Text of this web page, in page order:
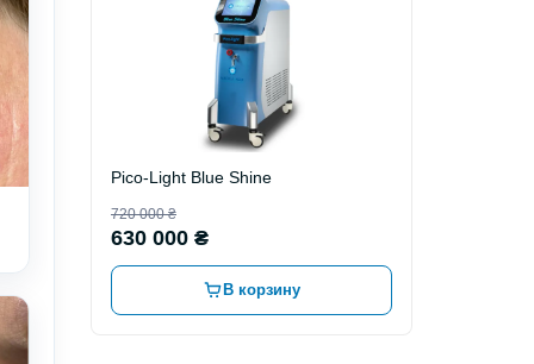
Pico-Light Blue Shine
720 000 ₴
630 000 ₴
В корзину